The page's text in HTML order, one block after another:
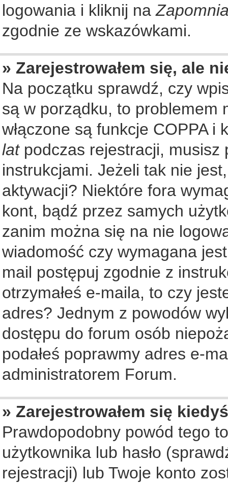
logowania i kliknij na
zgodnie ze wskazówkami.
» Zarejestrowałem się, ale
Na początku sprawdź, czy
są w porządku, to problemem
włączone są funkcje COPPA i
latpodczas rejestracji, musisz
instrukcjami. Jeżeli tak nie
aktywacji? Niektóre fora
kont, bądź przez samych
zanim można się na nie
wiadomość czy wymagana
mail postępuj zgodnie z
otrzymałeś e-maila, to czy
adres? Jednym z powodów
dostępu do forum osób
podałeś poprawmy adres e-
administratorem Forum.
» Zarejestrowałem się
Prawdopodobny powód tego
użytkownika lub hasło
rejestracji) lub Twoje konto